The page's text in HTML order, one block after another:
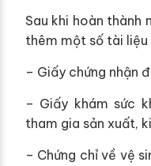
Sau khi hoàn thành
thêm một số tài liệu
– Giấy chứng nhận
– Giấy khám sức
tham gia sản xuất,
– Chứng chỉ về vệ